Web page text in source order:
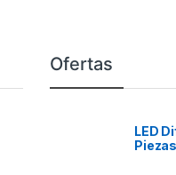
Ofertas
LED
Piezas